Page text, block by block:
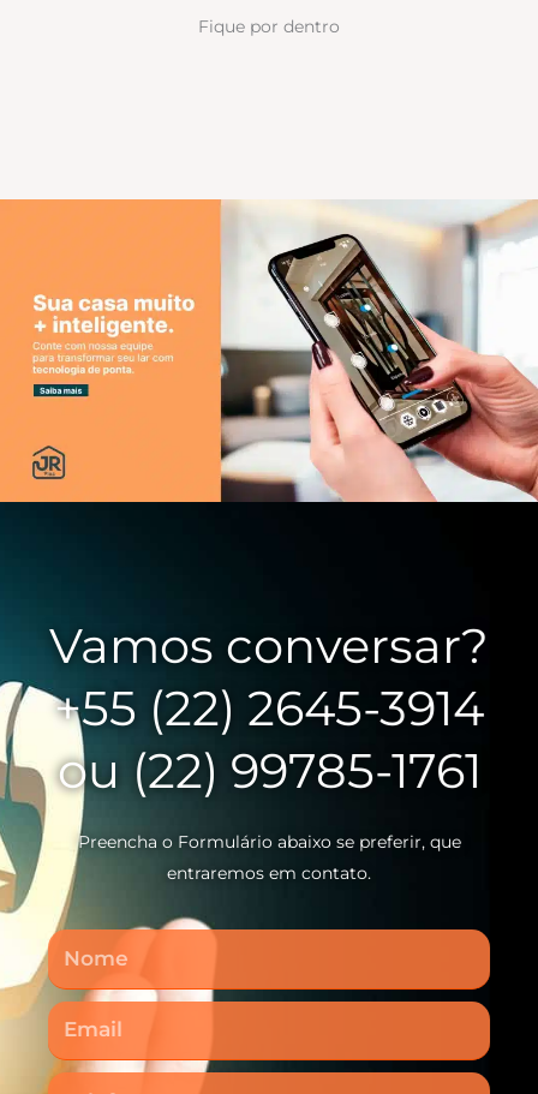
Fique por dentro
Vamos conversar?
+55 (22) 2645-3914
ou (22) 99785-1761
Preencha o Formulário abaixo se preferir, que
entraremos em contato.
Nome
Email
Telefone